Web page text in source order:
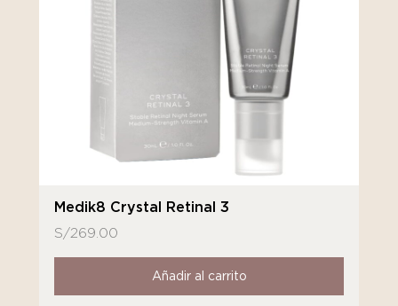
Medik8 Crystal Retinal 3
S/269.00
Añadir al carrito